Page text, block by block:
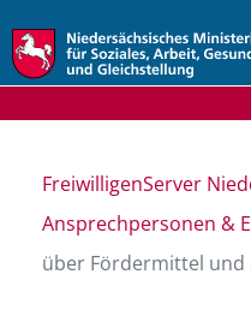
FreiwilligenServer
Ansprechpersonen &
über Fördermittel und